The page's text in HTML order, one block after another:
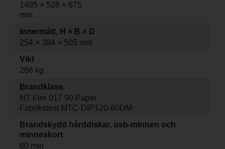
1495 × 528 × 675
mm
Innermått, H × B × D
254 × 384 × 505 mm
Vikt
266 kg
Brandklass
NT Fire 017 90 Paper
Fabrikstest MTC-DIP120-60DM
Brandskydd hårddiskar, usb-minnen och
minneskort
60 min